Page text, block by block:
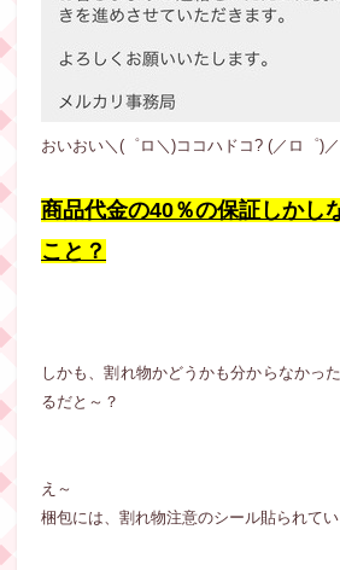
おいおい＼(゜ロ＼)ココハドコ? (／ロ゜)
商品代金の40％の保証しかし
こと？
しかも、割れ物かどうかも分からなかっ
るだと～？
え～
梱包には、割れ物注意のシール貼られてい